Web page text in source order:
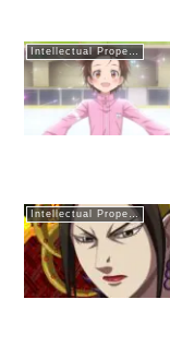
Intellectual Property